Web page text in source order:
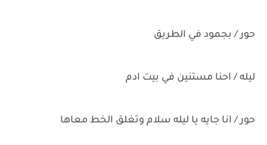
حور / بجمود في الطريق
ليله / احنا مستنين في بيت ادم
حور / انا جايه يا ليله سلام وتغلق الخط معاها